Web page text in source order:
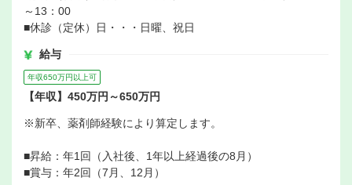
～13：00
■休診（定休）日・・・日曜、祝日
給与
年収650万円以上可
【年収】450万円～650万円
※新卒、薬剤師経験により算定します。
■昇給：年1回（入社後、1年以上経過後の8月）
■賞与：年2回（7月、12月）